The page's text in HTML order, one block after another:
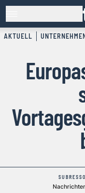
AKTUELL